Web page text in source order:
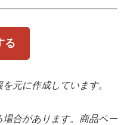
る
元に作成しています。
合があります。商品ペー